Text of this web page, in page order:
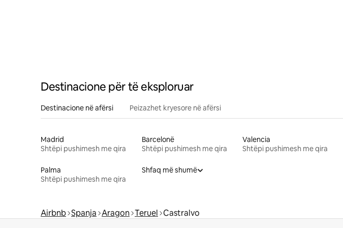
Destinacione për të eksploruar
Destinacione në afërsi Peizazhet kryesore në afërsi
Madrid
Shtëpi pushimesh me qira
Barcelonë
Shtëpi pushimesh me qira
Valencia
Shtëpi pushimesh me qira
Palma
Shtëpi pushimesh me qira
Shfaq më shumë
Airbnb Spanja Aragon Teruel Castralvo